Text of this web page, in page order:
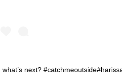
what’s next?